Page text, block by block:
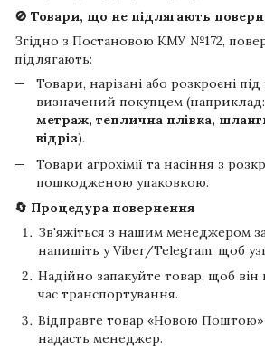
🚫 Товари, що не підлягають
Згідно з Постановою КМУ №172,
підлягають:
Товари, нарізані або розкроєні під
визначений покупцем (наприклад:
метраж, теплична плівка,
відріз).
Товари агрохімії та насіння з
пошкодженою упаковкою.
🔄 Процедура повернення
Зв'яжіться з нашим менеджером
напишіть у Viber/Telegram, щоб
Надійно запакуйте товар, щоб
час транспортування.
Відправте товар «Новою Поштою»
надасть менеджер.